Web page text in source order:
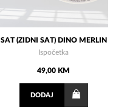
SAT (ZIDNI SAT) DINO MERLIN
Ispočetka
49,00 KM
DODAJ